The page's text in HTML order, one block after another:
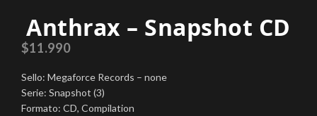
Anthrax – Snapshot CD
$11.990
Sello: Megaforce Records – none
Serie: Snapshot (3)
Formato: CD, Compilation